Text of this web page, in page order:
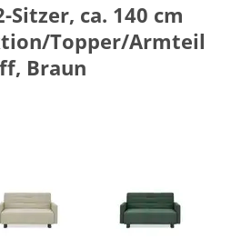
Sitzer, ca. 140 cm
Topper/Armteil
Braun